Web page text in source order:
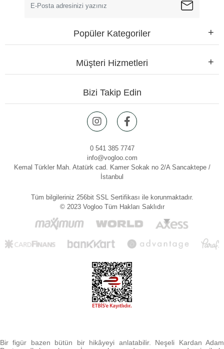
Popüler Kategoriler
Müşteri Hizmetleri
Bizi Takip Edin
0 541 385 7747
info@vogloo.com
Kemal Türkler Mah. Atatürk cad. Kamer Sokak no 2/A Sancaktepe /
İstanbul
Tüm bilgileriniz 256bit SSL Sertifikası ile korunmaktadır.
© 2023 Vogloo Tüm Hakları Saklıdır
Bir figür bazen bütün bir hikâyeyi anlatabilir. Neşeli Kardan Adam